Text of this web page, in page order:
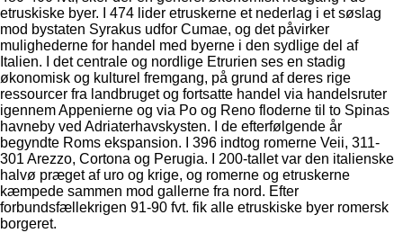
etruskiske byer. I 474 lider etruskerne et nederlag i et søslag
mod bystaten Syrakus udfor Cumae, og det påvirker
mulighederne for handel med byerne i den sydlige del af
Italien. I det centrale og nordlige Etrurien ses en stadig
økonomisk og kulturel fremgang, på grund af deres rige
ressourcer fra landbruget og fortsatte handel via handelsruter
igennem Appenierne og via Po og Reno floderne til to Spinas
havneby ved Adriaterhavskysten. I de efterfølgende år
begyndte Roms ekspansion. I 396 indtog romerne Veii, 311-
301 Arezzo, Cortona og Perugia. I 200-tallet var den italienske
halvø præget af uro og krige, og romerne og etruskerne
kæmpede sammen mod gallerne fra nord. Efter
forbundsfællekrigen 91-90 fvt. fik alle etruskiske byer romersk
borgeret.